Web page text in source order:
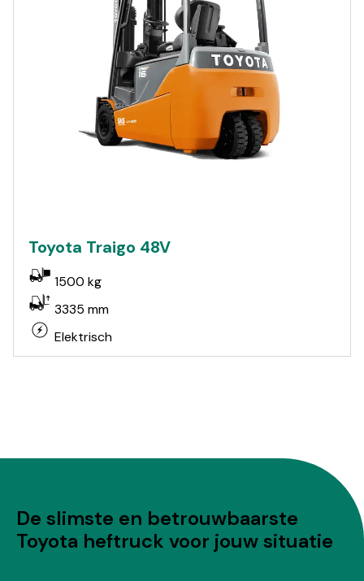
Toyota Traigo 48V
1500 kg
3335 mm
Elektrisch
De slimste en betrouwbaarste
Toyota heftruck voor jouw situatie